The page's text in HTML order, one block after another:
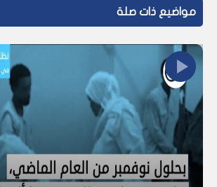
مواضيع ذات صلة